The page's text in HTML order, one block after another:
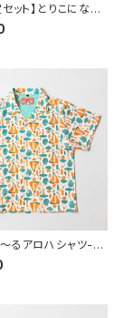
ット】とりこにな〜
プ-イエロー
るアロハシャツ-イ